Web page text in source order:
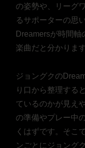
の姿勢や、リーグ
るサポーターの思
Dreamersが時間
楽曲だと分かります
ジョングクの
り口から整理する
ているのかが見え
の準備やプレー中
くはずです。そこ
ンごとにジョング